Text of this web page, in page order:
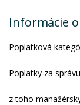
Informácie
Poplatková
Poplatky za správu
z toho